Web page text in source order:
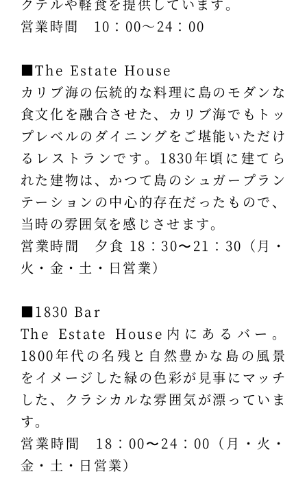
営業時間 10：00～24：00
■The Estate House
カリブ海の伝統的な料理に島のモダンな
食文化を融合させた、カリブ海でもトッ
プレベルのダイニングをご堪能いただけ
るレストランです。1830年頃に建てら
れた建物は、かつて島のシュガープラン
テーションの中心的存在だったもので、
当時の雰囲気を感じさせます。
営業時間 夕食 18：30〜21：30（月・
火・金・土・日営業）
■1830 Bar
The Estate House内にあるバー。
1800年代の名残と自然豊かな島の風景
をイメージした緑の色彩が見事にマッチ
した、クラシカルな雰囲気が漂っていま
す。
営業時間 18：00〜24：00（月・火・
金・土・日営業）